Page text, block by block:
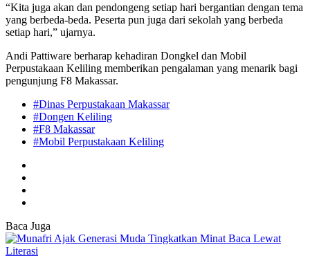
“Kita juga akan dan pendongeng setiap hari bergantian dengan tema
yang berbeda-beda. Peserta pun juga dari sekolah yang berbeda
setiap hari,” ujarnya.
Andi Pattiware berharap kehadiran Dongkel dan Mobil
Perpustakaan Keliling memberikan pengalaman yang menarik bagi
pengunjung F8 Makassar.
#Dinas Perpustakaan Makassar
#Dongen Keliling
#F8 Makassar
#Mobil Perpustakaan Keliling
Baca Juga